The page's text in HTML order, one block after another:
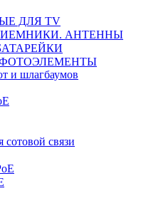
ДЛЯ TV
АНТЕННЫ
и шлагбаумов
сотовой связи